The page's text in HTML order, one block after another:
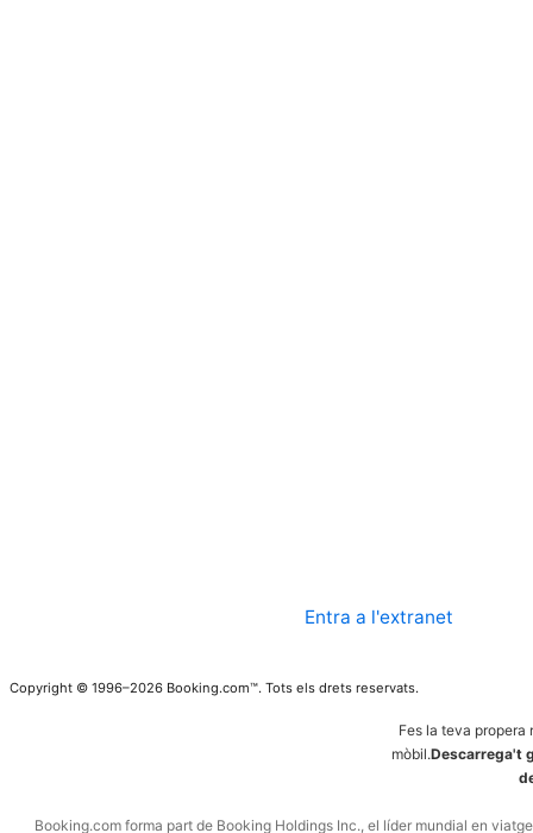
Entra a l'extranet
Copyright © 1996–2026 Booking.com™. Tots els drets reservats.
Fes la teva propera
mòbil.Descarrega't
Booking.com forma part de Booking Holdings Inc., el líder mundial en